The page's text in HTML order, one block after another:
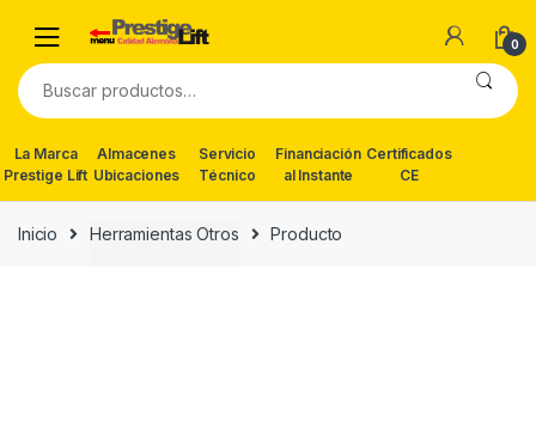
navigation
content
0
Buscar
por:
La Marca
Prestige Lift
Almacenes
Ubicaciones
Servicio
Técnico
Financiación
al Instante
Certificados
CE
Inicio Herramientas Otros Producto